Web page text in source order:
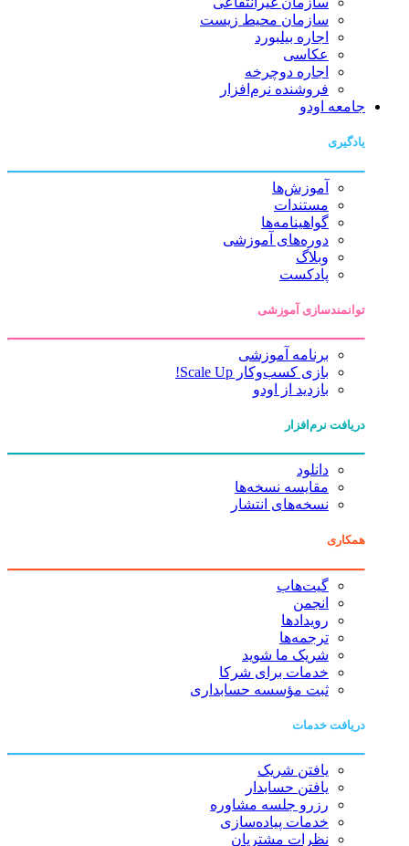
سازمان محیط زیست
اجاره بیلبورد
عکاسی
اجاره دوچرخه
فروشنده نرم‌افزار
جامعه اودو
یادگیری
آموزش‌ها
مستندات
گواهینامه‌ها
دوره‌های آموزشی
وبلاگ
پادکست
توانمندسازی آموزشی
برنامه آموزشی
بازی کسب‌وکار Scale Up!
بازدید از اودو
دریافت نرم‌افزار
دانلود
مقایسه نسخه‌ها
نسخه‌های انتشار
همکاری
گیت‌هاب
انجمن
رویدادها
ترجمه‌ها
شریک ما شوید
خدمات برای شرکا
ثبت مؤسسه حسابداری
دریافت خدمات
یافتن شریک
یافتن حسابدار
رزرو جلسه مشاوره
خدمات پیاده‌سازی
نظرات مشتریان